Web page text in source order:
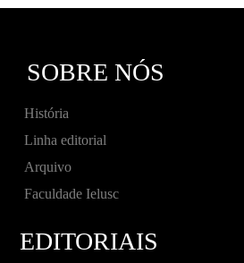
SOBRE NÓS
História
Linha editorial
Arquivo
Faculdade Ielusc
EDITORIAIS